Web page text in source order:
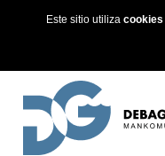
Este sitio utiliza cookies